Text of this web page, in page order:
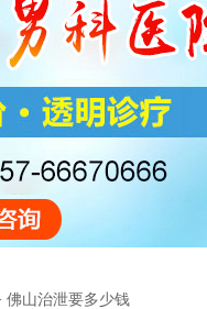
佛山治泄要多少钱